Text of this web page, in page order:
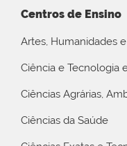
Centros de Ensino
Artes, Humanidades
Ciência e Tecnologia
Ciências Agrárias,
Ciências da Saúde